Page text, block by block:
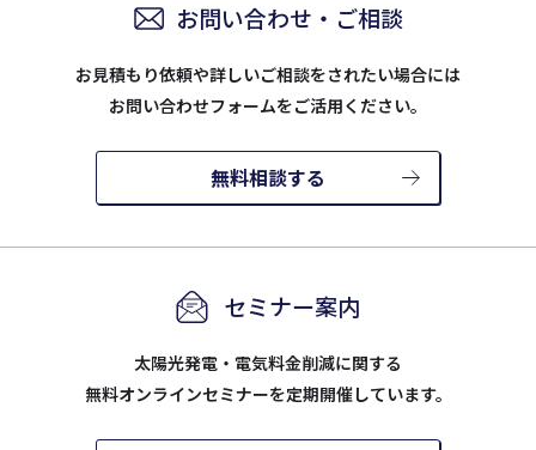
お問い合わせ・ご相談
お見積もり依頼や詳しいご相談をされたい場合には
お問い合わせフォームをご活用ください。
無料相談する
セミナー案内
太陽光発電・電気料金削減に関する
無料オンラインセミナーを定期開催しています。